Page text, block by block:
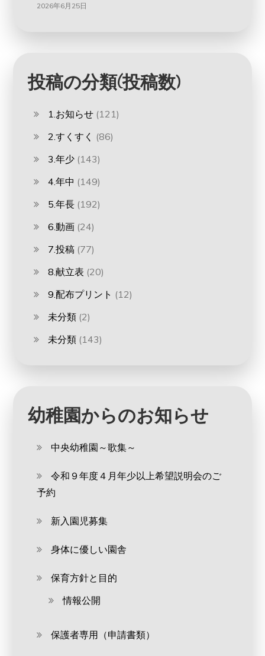
2026年6月25日
投稿の分類(投稿数)
1.お知らせ (121)
2.すくすく (86)
3.年少 (143)
4.年中 (149)
5.年長 (192)
6.動画 (24)
7.投稿 (77)
8.献立表 (20)
9.配布プリント (12)
未分類 (2)
未分類 (143)
幼稚園からのお知らせ
中央幼稚園～歌集～
令和９年度４月年少以上希望説明会のご
予約
新入園児募集
身体に優しい園舎
保育方針と目的
情報公開
保護者専用（申請書類）